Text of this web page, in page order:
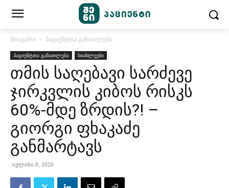
მთავარი პაციენტთა განათლება
პაციენტთა განათლება სიახლეები
თმის საღებავი სარძევე
ჯირკვლის კიბოს რისკს
60%-მდე ზრდის?! –
გიორგი ფხაკაძე
განმარტავს
ივლისი 8, 2026